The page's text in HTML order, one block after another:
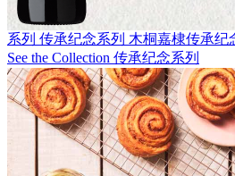
系列 传承纪念系列 木桐嘉棣传承纪
See the Collection 传承纪念系列